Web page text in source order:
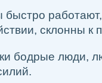
склонны к
бодрые люди,